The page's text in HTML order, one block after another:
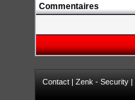
Commentaires
Contact | Zenk - Security |